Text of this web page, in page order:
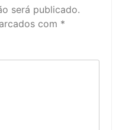
será publicado.
com *